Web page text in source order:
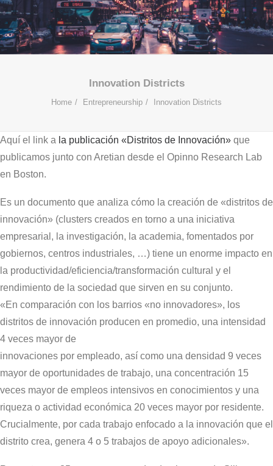
Innovation Districts
Home Entrepreneurship Innovation Districts
Aquí el link a la publicación «Distritos de Innovación» que
publicamos junto con Aretian desde el Opinno Research Lab
en Boston.
Es un documento que analiza cómo la creación de «distritos de
innovación» (clusters creados en torno a una iniciativa
empresarial, la investigación, la academia, fomentados por
gobiernos, centros industriales, …) tiene un enorme impacto en
la productividad/eficiencia/transformación cultural y el
rendimiento de la sociedad que sirven en su conjunto.
«En comparación con los barrios «no innovadores», los
distritos de innovación producen en promedio, una intensidad
4 veces mayor de
innovaciones por empleado, así como una densidad 9 veces
mayor de oportunidades de trabajo, una concentración 15
veces mayor de empleos intensivos en conocimientos y una
riqueza o actividad económica 20 veces mayor por residente.
Crucialmente, por cada trabajo enfocado a la innovación que el
distrito crea, genera 4 o 5 trabajos de apoyo adicionales».